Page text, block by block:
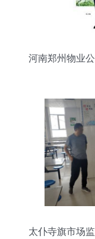
河南郑州物业
太仆寺旗市场